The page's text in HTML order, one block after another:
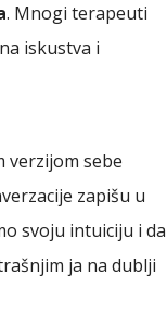
. Mnogi terapeuti
iskustva i
verzijom sebe
zapišu u
svoju intuiciju i da
ja na dublji